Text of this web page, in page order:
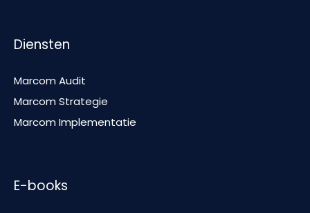
Diensten
Marcom Audit
Marcom Strategie
Marcom Implementatie
E-books